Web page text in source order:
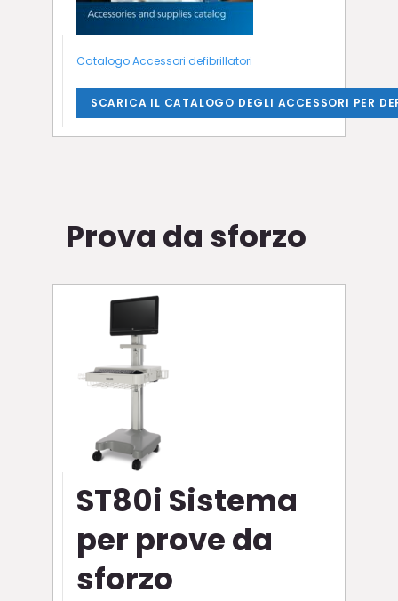
Catalogo Accessori defibrillatori
SCARICA IL CATALOGO DEGLI ACCESSORI PER
Prova da sforzo
ST80i Sistema
per prove da
sforzo